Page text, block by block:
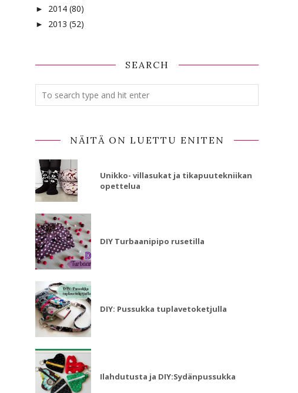
► 2014 (80)
► 2013 (52)
SEARCH
NÄITÄ ON LUETTU ENITEN
Unikko- villasukat ja tikapuutekniikan
opettelua
DIY Turbaanipipo rusetilla
DIY: Pussukka tuplavetoketjulla
Ilahdutusta ja DIY:Sydänpussukka